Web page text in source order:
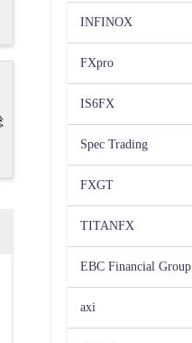
INFINOX
FXpro
IS6FX
Spec Trading
FXGT
TITANFX
EBC Financial Group
axi